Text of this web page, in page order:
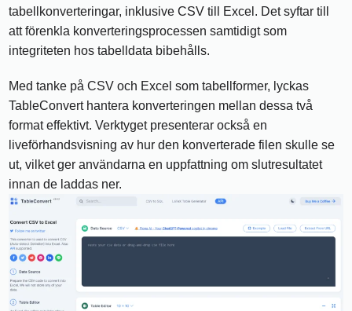
tabellkonverteringar, inklusive CSV till Excel. Det syftar till
att förenkla konverteringsprocessen samtidigt som
integriteten hos tabelldata bibehålls.
Med tanke på CSV och Excel som tabellformer, lyckas
TableConvert hantera konverteringen mellan dessa två
format effektivt. Verktyget presenterar också en
liveförhandsvisning av hur den konverterade filen skulle se
ut, vilket ger användarna en uppfattning om slutresultatet
innan de laddas ner.